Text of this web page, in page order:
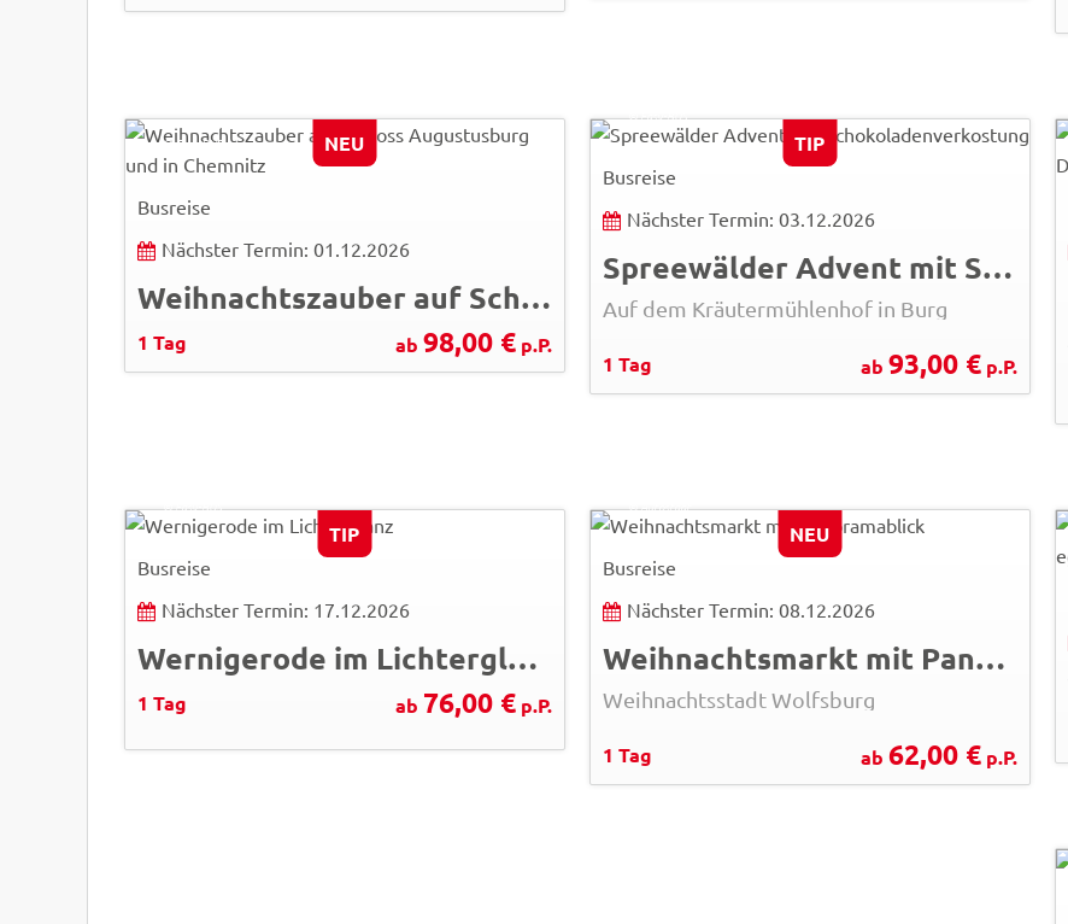
LianeM - AdobeStock
© Easy-BUS
NEU
Busreise
Nächster Termin: 01.12.2026
Weihnachtszauber auf Schloss Augustusburg und in Chemnitz
1 Tag ab 98,00 €p.P.
TIP
Busreise
Nächster Termin: 03.12.2026
Spreewälder Advent mit Schokoladenverkostung
Auf dem Kräutermühlenhof in Burg
1 Tag ab 93,00 €p.P.
© Easy-BUS
TIP
Busreise
Nächster Termin: 17.12.2026
Wernigerode im Lichterglanz
1 Tag ab 76,00 €p.P.
© Autostadt
NEU
Busreise
Nächster Termin: 08.12.2026
Weihnachtsmarkt mit Panoramablick
Weihnachtsstadt Wolfsburg
1 Tag ab 62,00 €p.P.